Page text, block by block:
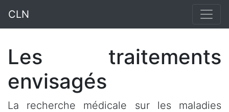
CLN
Les traitements
envisagés
La recherche médicale sur les maladies